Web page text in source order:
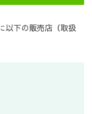
以下の販売店（取扱